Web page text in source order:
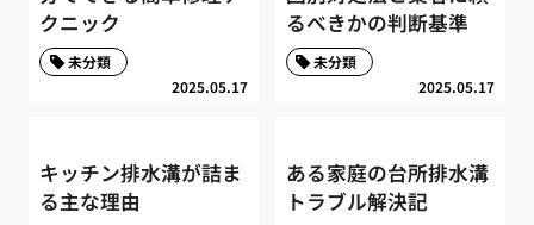
クニック
2025.05.17
未分類
るべきかの判断基準
2025.05.17
未分類
キッチン排水溝が詰ま
る主な理由
ある家庭の台所排水溝
トラブル解決記